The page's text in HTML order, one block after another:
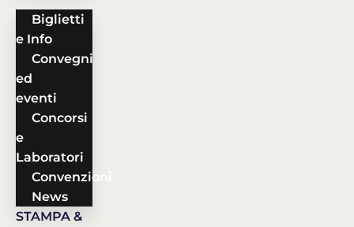
Biglietti
e Info
Convegni
ed
eventi
Concorsi
e
Laboratori
Convenzioni
News
STAMPA &